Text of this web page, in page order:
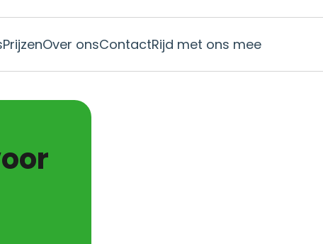
PrijzenOver onsContactRijd met ons mee